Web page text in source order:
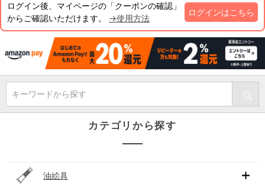
ログイン後、マイページの「クーポンの確認」
からご確認いただけます。 →使用方法
ログインはこちら
キーワードから探す
カテゴリから探す
油絵具